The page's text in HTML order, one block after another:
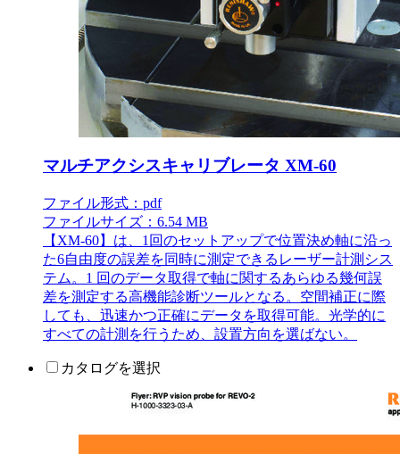
マルチアクシスキャリブレータ XM-60
ファイル形式：pdf
ファイルサイズ：6.54 MB
【XM-60】は、1回のセットアップで位置決め軸に沿っ
た6自由度の誤差を同時に測定できるレーザー計測シス
テム。1 回のデータ取得で軸に関するあらゆる幾何誤
差を測定する高機能診断ツールとなる。空間補正に際
しても、迅速かつ正確にデータを取得可能。光学的に
すべての計測を行うため、設置方向を選ばない。
カタログを選択